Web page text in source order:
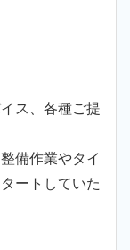
ス、各種ご提
備作業やタイ
ートしていた